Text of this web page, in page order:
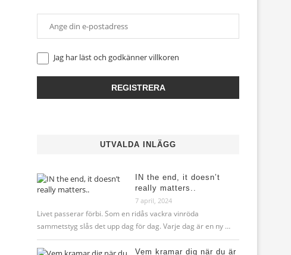
Jag har läst och godkännervillkoren
UTVALDA INLÄGG
IN the end, it doesn’t
really matters..
7 april, 2024
Livet passerar förbi. Som en ridås vackra vinröda
sammetstyg slås det upp dag för dag. Varje dag är en ny …
Vem kramar dig när du är